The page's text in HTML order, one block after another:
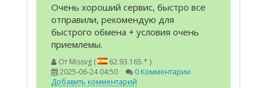
Очень хороший сервис, быстро все
отправили, рекомендую для
быстрого обмена + условия очень
приемлемы.
От Missvg (
62.93.165.* )
2025-06-24 04:50
0 Комментарии
Добавить комментарий